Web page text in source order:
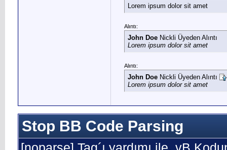
Lorem ipsum dolor sit amet
Alıntı:
John Doe Nickli Üyeden Alıntı
Lorem ipsum dolor sit amet
Alıntı:
John Doe Nickli Üyeden Alıntı
Lorem ipsum dolor sit amet
Stop BB Code Parsing